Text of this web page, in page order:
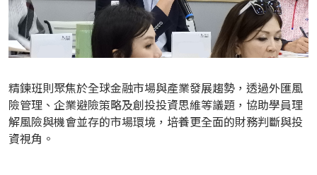
精鍊班則聚焦於全球金融市場與產業發展趨勢，透過外匯風
險管理、企業避險策略及創投投資思維等議題，協助學員理
解風險與機會並存的市場環境，培養更全面的財務判斷與投
資視角。